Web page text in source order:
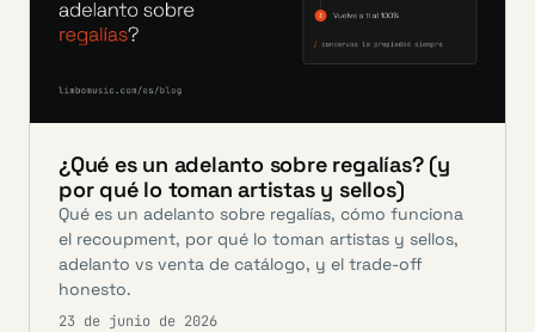
¿Qué es un adelanto sobre regalías? (y
por qué lo toman artistas y sellos)
Qué es un adelanto sobre regalías, cómo funciona
el recoupment, por qué lo toman artistas y sellos,
adelanto vs venta de catálogo, y el trade-off
honesto.
23 de junio de 2026